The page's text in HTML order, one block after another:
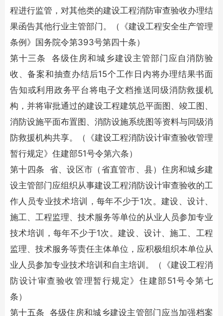
程进行监管，对其他类的建设工程消防审查验收办理结
果函告其他行业主管部门。（《建设工程安全生产管理
条例》国务院令第393号第四十条）
第十三条 各级住房和城乡建设主管部门应自消防验
收、备案和抽查办结后15个工作日内将办理结果书面
告知或利用政务平台将电子文档推送同级消防救援机
构，并将审批通过的建设工程建筑总平面图、竣工图、
消防设施平面布置图、 消防设施系统图等资料与同级消
防救援机构共享。（《建设工程消防设计审查验收管理
暂行规定》住建部51号令第六条）
第十四条 省、设区市（省直管市、县）住房和城乡建
设主管部门应组织从事建设工程消防设计审查验收的工
作人员专业技术培训，每年不少于1次。建设、设计、
施工、工程监理、技术服务等单位的从业人员参加专业
技术培训，每年不少于1次。建设、设计、施工、工程
监理、技术服务等责任主体单位，应积极组织本单位从
业人员参加专业技术培训和自主培训。（《建设工程消
防设计审查验收管理暂行规定》住建部51号令第七
条）
第十五条 各级住房和城乡建设主管部门应当加强档案